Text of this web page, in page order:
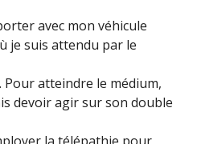
avec mon véhicule
je suis attendu par le
Pour atteindre le médium,
devoir agir sur son double